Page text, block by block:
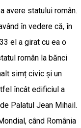
avere statului român.
în vedere că, în
el a girat cu ea o
român la bănci
simț civic și un
încât edificiul a
Palatul Jean Mihail.
când România